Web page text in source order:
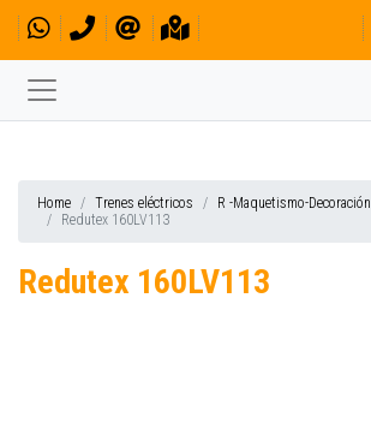
Home Trenes eléctricos
R -Maquetismo-Decoración
Redutex 160LV113
Redutex 160LV113